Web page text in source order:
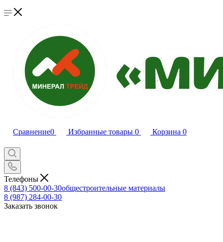
Сравнение0 Избранные товары 0 Корзина 0
Телефоны
8 (843) 500-00-30общестроительные материалы
8 (987) 284-00-30
Заказать звонок